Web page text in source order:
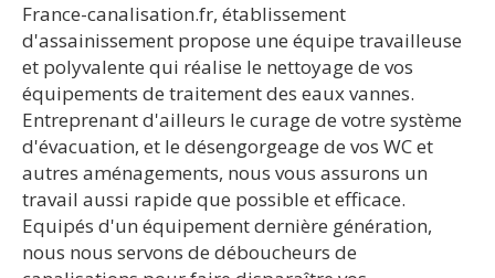
France-canalisation.fr, établissement
d'assainissement propose une équipe travailleuse
et polyvalente qui réalise le nettoyage de vos
équipements de traitement des eaux vannes.
Entreprenant d'ailleurs le curage de votre système
d'évacuation, et le désengorgeage de vos WC et
autres aménagements, nous vous assurons un
travail aussi rapide que possible et efficace.
Equipés d'un équipement dernière génération,
nous nous servons de déboucheurs de